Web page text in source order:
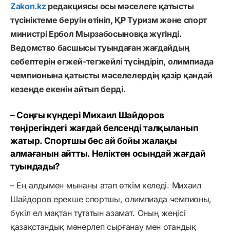
Zakon.kz редакциясы осы мәселеге қатысты
түсініктеме беруін өтініп, ҚР Туризм және спорт
министрі Ербол Мырзабосыновқа жүгінді.
Ведомство басшысы туындаған жағдайдың
себептерін егжей-тегжейлі түсіндіріп, олимпиада
чемпионына қатысты мәселелердің қазір қандай
кезеңде екенін айтып берді.
– Соңғы күндері Михаил Шайдоров
төңірегіндегі жағдай белсенді талқыланып
жатыр. Спортшы бес ай бойы жалақы
алмағанын айтты. Неліктен осындай жағдай
туындады?
– Ең алдымен мынаны атап өткім келеді. Михаил
Шайдоров ерекше спортшы, олимпиада чемпионы,
бүкіл ел мақтан тұтатын азамат. Оның жеңісі
қазақстандық мәнерлеп сырғанау мен отандық